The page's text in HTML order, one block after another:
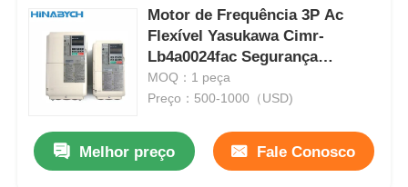
Motor de Frequência 3P Ac
Flexível Yasukawa Cimr-
Lb4a0024fac Segurança
Integrada
MOQ：1 peça
Preço：500-1000（USD)
Melhor preço Fale Conosco